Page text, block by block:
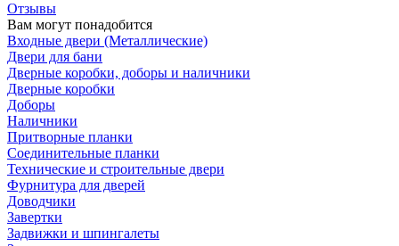
Отзывы
Вам могут понадобится
Входные двери (Металлические)
Двери для бани
Дверные коробки, доборы и наличники
Дверные коробки
Доборы
Наличники
Притворные планки
Соединительные планки
Технические и строительные двери
Фурнитура для дверей
Доводчики
Завертки
Задвижки и шпингалеты